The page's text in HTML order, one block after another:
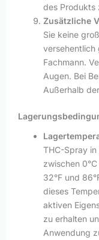
des Produkts
Zusätzliche
Sie keine
versehentlich
Fachmann.
Augen. Bei
Außerhalb
THC-Spray
zwischen
32°F und
dieses
aktiven
zu erhalten
Anwendung